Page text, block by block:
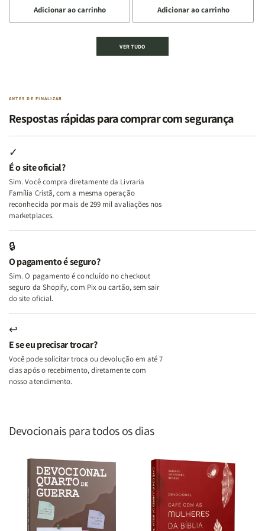
quantidade
de
|
Minhas
Lutas
e
Deus
+
A
Mulher
Lar
quantidade
de
Edificando
Eu,
Minhas
Lutas
+
A
Lar
Adicionar ao carrinho
quantidade
de
Kit
Mulher
Segundo
quantidade
de
Mulher
Segundo
Adicionar ao carrinho
VER TUDO
ANTES DE FINALIZAR
Respostas rápidas para comprar com segurança
✓
É o site oficial?
Sim. Você compra diretamente da Livraria
Família Cristã, com a mesma operação
reconhecida por mais de 299 mil avaliações nos
marketplaces.
🔒
O pagamento é seguro?
Sim. O pagamento é concluído no checkout
seguro da Shopify, com Pix ou cartão, sem sair
do site oficial.
↩
E se eu precisar trocar?
Você pode solicitar troca ou devolução em até 7
dias após o recebimento, diretamente com
nosso atendimento.
Devocionais para todos os dias